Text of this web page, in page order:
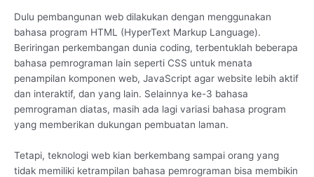
Dulu pembangunan web dilakukan dengan menggunakan
bahasa program HTML (HyperText Markup Language).
Beriringan perkembangan dunia coding, terbentuklah beberapa
bahasa pemrograman lain seperti CSS untuk menata
penampilan komponen web, JavaScript agar website lebih aktif
dan interaktif, dan yang lain. Selainnya ke-3 bahasa
pemrograman diatas, masih ada lagi variasi bahasa program
yang memberikan dukungan pembuatan laman.
Tetapi, teknologi web kian berkembang sampai orang yang
tidak memiliki ketrampilan bahasa pemrograman bisa membikin